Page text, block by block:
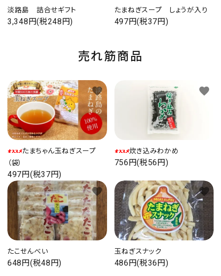
淡路島 詰合せギフト
3,348円(税248円)
たまねぎスープ しょうが入り
497円(税37円)
売れ筋商品
たまちゃん玉ねぎスープ
（袋）
497円(税37円)
favorite
炊き込みわかめ
756円(税56円)
favorite
たこせんべい
648円(税48円)
favorite
玉ねぎスナック
486円(税36円)
favorite